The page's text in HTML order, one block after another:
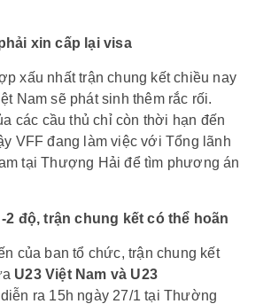
xin cấp lại visa
xấu nhất trận chung kết chiều nay
Nam sẽ phát sinh thêm rắc rối.
các cầu thủ chỉ còn thời hạn đến
VFF đang làm việc với Tổng lãnh
tại Thượng Hải để tìm phương án
2 độ, trận chung kết có thể hoãn
của ban tổ chức, trận chung kết
U23 Việt Nam và U23
ra 15h ngày 27/1 tại Thường